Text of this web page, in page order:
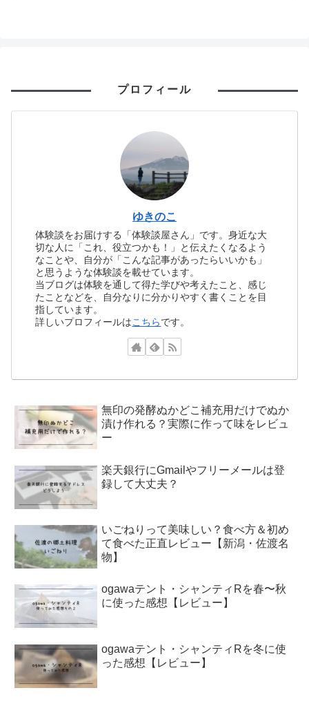
プロフィール
ゆきのこ
体験談をお届けする「体験談屋さん」です。身近な大
切な人に「これ、役立つかも！」と伝えたくなるよう
なことや、自分が「こんな記事があったらいいかも」
と思うような体験談を載せています。
当ブログは体験を通して得た学びや考えたこと、感じ
たことなどを、自分なりに分かりやすく書くことを目
指しています。
詳しいプロフィールはこちらです。
無印の発酵ぬかどこ補充用だけでぬか
漬け作れる？実際に作って味をレビュ
ー
楽天銀行にGmailやフリーメールは登
録して大丈夫？
いごねりって美味しい？食べ方＆初め
て食べた正直レビュー【新潟・佐渡名
物】
ogawaテント・シャンティRを春〜秋
に使った感想【レビュー】
ogawaテント・シャンティRを冬に使
った感想【レビュー】